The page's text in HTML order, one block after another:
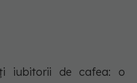
iubitorii de cafea: o